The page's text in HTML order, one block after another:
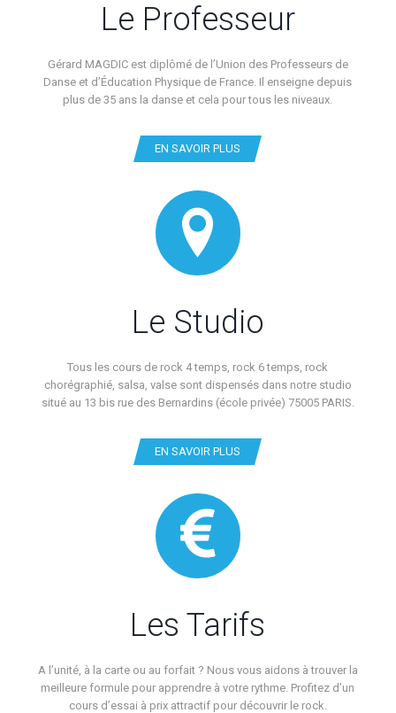
Le Professeur
Gérard MAGDIC est diplômé de l’Union des Professeurs de
Danse et d’Éducation Physique de France. Il enseigne depuis
plus de 35 ans la danse et cela pour tous les niveaux.
EN SAVOIR PLUS
Le Studio
Tous les cours de rock 4 temps, rock 6 temps, rock
chorégraphié, salsa, valse sont dispensés dans notre studio
situé au 13 bis rue des Bernardins (école privée) 75005 PARIS.
EN SAVOIR PLUS
Les Tarifs
A l’unité, à la carte ou au forfait ? Nous vous aidons à trouver la
meilleure formule pour apprendre à votre rythme. Profitez d’un
cours d’essai à prix attractif pour découvrir le rock.